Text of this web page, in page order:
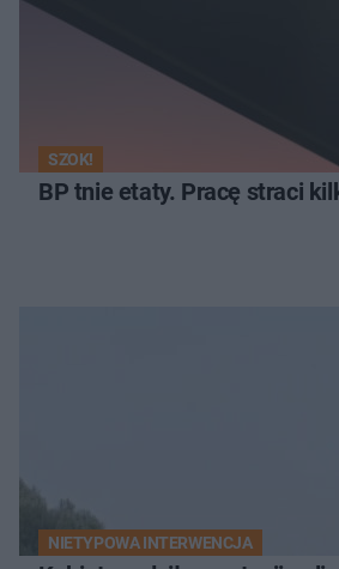
SZOK!
BP tnie etaty. Pracę straci
NIETYPOWA INTERWENCJA